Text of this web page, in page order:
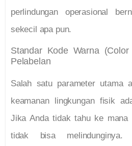
perlindungan operasional
sekecil apa pun.
Standar Kode Warna
Pelabelan
Salah satu parameter utama
keamanan lingkungan fisik
Jika Anda tidak tahu ke mana
tidak bisa melindunginya.